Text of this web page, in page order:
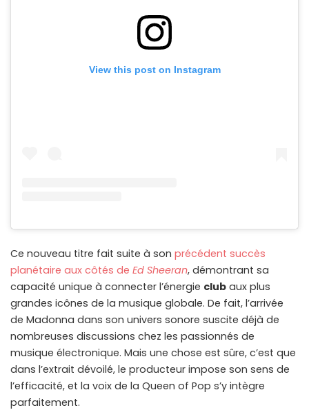
View this post on Instagram
Ce nouveau titre fait suite à son précédent succès
planétaire aux côtés de Ed Sheeran, démontrant sa
capacité unique à connecter l’énergie club aux plus
grandes icônes de la musique globale. De fait, l’arrivée
de Madonna dans son univers sonore suscite déjà de
nombreuses discussions chez les passionnés de
musique électronique. Mais une chose est sûre, c’est que
dans l’extrait dévoilé, le producteur impose son sens de
l’efficacité, et la voix de la Queen of Pop s’y intègre
parfaitement.